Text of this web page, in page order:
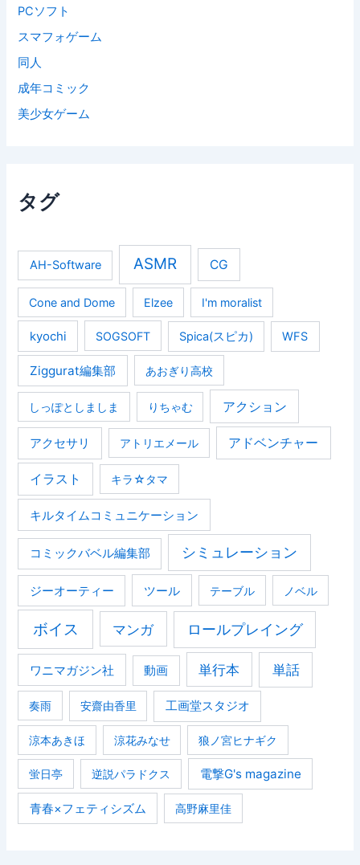
PCソフト
スマフォゲーム
同人
成年コミック
美少女ゲーム
タグ
AH-Software ASMR CG
Cone and Dome Elzee I'm moralist
kyochi SOGSOFT Spica(スピカ) WFS
Ziggurat編集部 あおぎり高校
しっぽとしましま りちゃむ アクション
アクセサリ アトリエメール アドベンチャー
イラスト キラ☆タマ
キルタイムコミュニケーション
コミックバベル編集部 シミュレーション
ジーオーティー ツール テーブル ノベル
ボイス マンガ ロールプレイング
ワニマガジン社 動画 単行本 単話
奏雨 安齋由香里 工画堂スタジオ
涼本あきほ 涼花みなせ 狼ノ宮ヒナギク
蛍日亭 逆説パラドクス 電撃G's magazine
青春×フェティシズム 高野麻里佳